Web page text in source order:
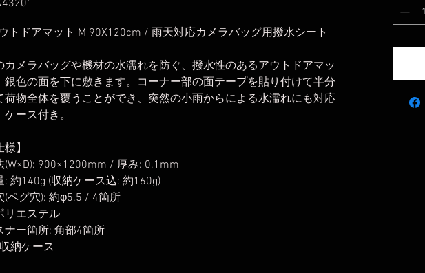
トドアマット M 90X120cm / 雨天対応カメラバッグ用撥水シート
カメラバッグや機材の水濡れを防ぐ、撥水性のあるアウトドアマッ
銀色の面を下に敷きます。コーナー部の面テープを貼り付けて半分
荷物全体を覆うことができ、突然の小雨からによる水濡れにも対応
ケース付き。
様】
(W×D): 900×1200mm / 厚み: 0.1mm
: 約140g (収納ケース込: 約160g)
(ペグ穴): 約φ5.5 / 4箇所
リエステル
ナー箇所: 角部4箇所
納ケース